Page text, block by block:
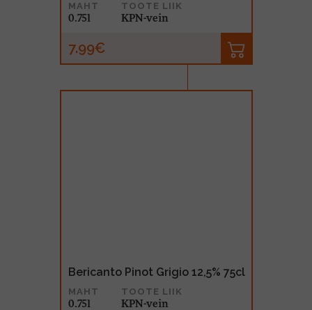
MAHT
0.75l
TOOTE LIIK
KPN-vein
7.99€
Bericanto Pinot Grigio 12,5% 75cl
MAHT
0.75l
TOOTE LIIK
KPN-vein